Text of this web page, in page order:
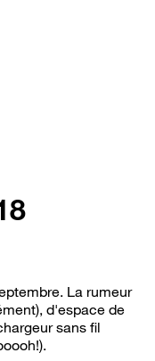
La rumeur
d'espace de
sans fil